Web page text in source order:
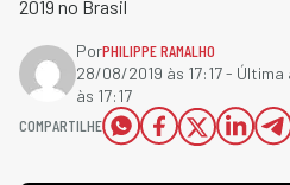
2019 no Brasil
PorPHILIPPE RAMALHO
28/08/2019 às 17:17- Última
às 17:17
COMPARTILHE